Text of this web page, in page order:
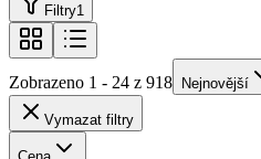
Filtry1
Zobrazeno 1 - 24 z 918 Nejnovější
Vymazat filtry